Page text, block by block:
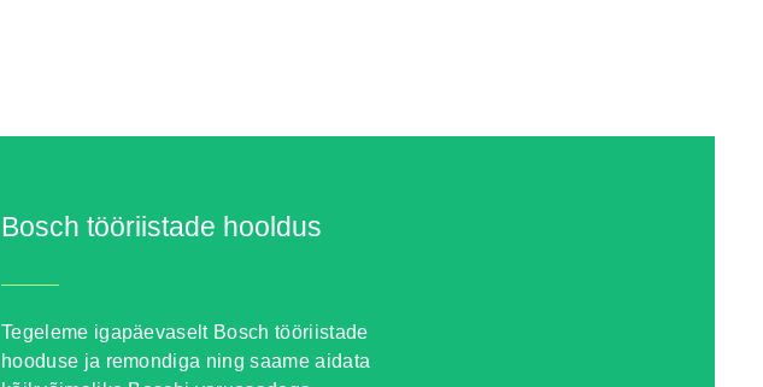
Bosch tööriistade hooldus
Tegeleme igapäevaselt Bosch tööriistade
hooduse ja remondiga ning saame aidata